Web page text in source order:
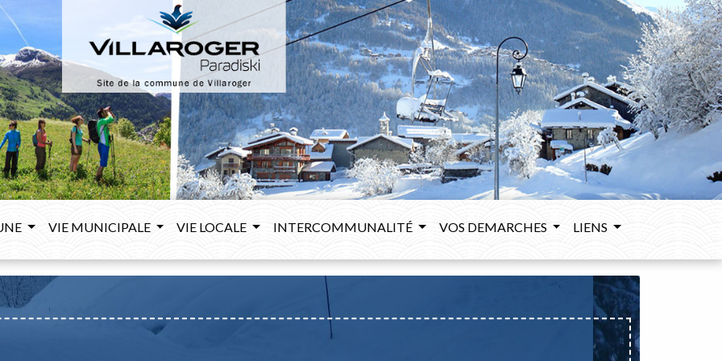
VIE MUNICIPALE VIE LOCALE INTERCOMMUNALITÉ VOS DEMARCHES LIENS